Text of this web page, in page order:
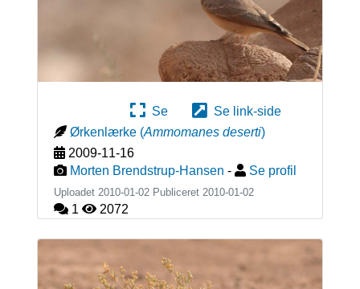
Se
Se link-side
Ørkenlærke (Ammomanes deserti)
2009-11-16
Morten Brendstrup-Hansen - Se profil
Uploadet 2010-01-02 Publiceret 2010-01-02
1 2072